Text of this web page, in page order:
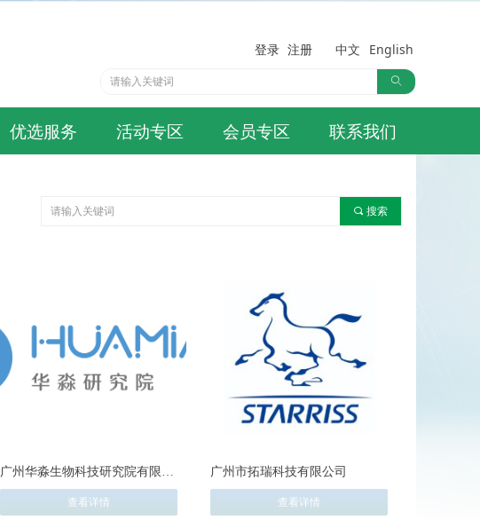
优选服务 活动专区 会员专区 联系我们
登录 注册
ꄠ
中文 English
广州华淼生物科技研究院有限公
查看详情
广州市拓瑞科技有限公司
查看详情
끠 搜索